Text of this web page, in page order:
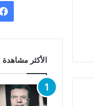
الأكثر مشاهدة